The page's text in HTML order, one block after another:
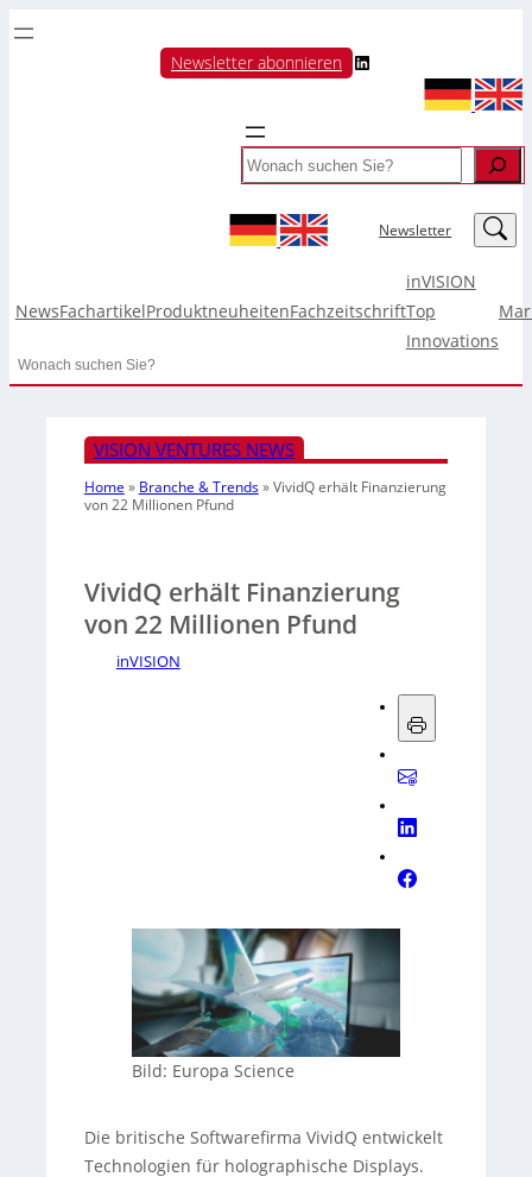
Newsletter abonnieren LinkedIn
Search
Newsletter LinkedIn
NewsFachartikelProduktneuheitenFachzeitschrift
inVISION
Top
Innovations
Search
VISION VENTURES NEWS
Home » Branche & Trends»VividQ erhält Finanzierung
von 22 Millionen Pfund
VividQ erhält Finanzierung
von 22 Millionen Pfund
inVISION
Bild: Europa Science
Die britische Softwarefirma VividQ entwickelt
Technologien für holographische Displays.